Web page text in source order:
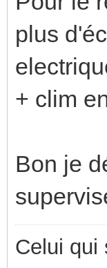
plus
+ clim
Bon je
Celui qui